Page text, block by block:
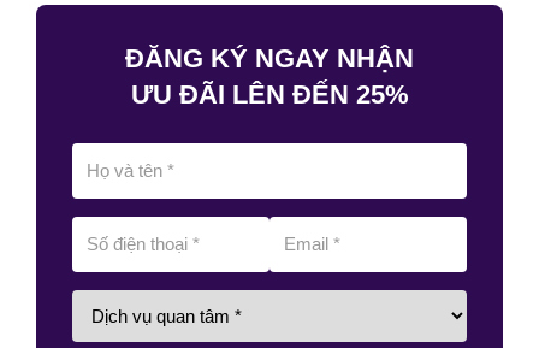
ĐĂNG KÝ NGAY NHẬN
ƯU ĐÃI LÊN ĐẾN 25%